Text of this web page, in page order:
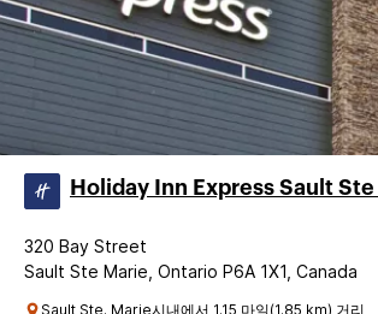
Holiday Inn Express Sault
320 Bay Street
Sault Ste Marie, Ontario P6A 1X1, Canada
Sault Ste. Marie시내에서 1.15 마일(1.85 km) 거리